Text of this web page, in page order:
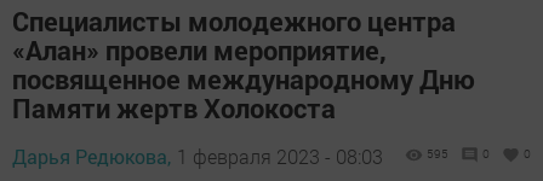
Специалисты молодежного центра
«Алан» провели мероприятие,
посвященное международному Дню
Памяти жертв Холокоста
Дарья Редюкова, 1 февраля 2023 - 08:03 595 0 0